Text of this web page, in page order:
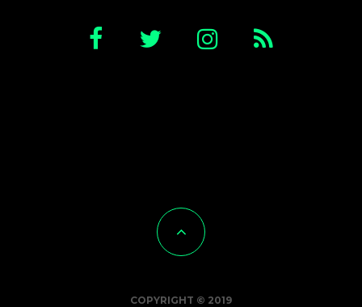
COPYRIGHT © 2019